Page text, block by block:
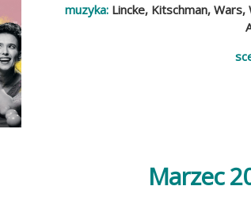
muzyka:Lincke, Kitschman, Wars,
Marzec